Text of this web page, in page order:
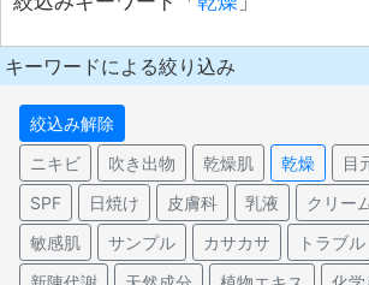
キーワードによる絞り込み
絞込み解除
ニキビ
吹き出物 乾燥肌 乾燥 目
SPF
日焼け 皮膚科 乳液 クリー
敏感肌
サンプル カサカサ トラブル